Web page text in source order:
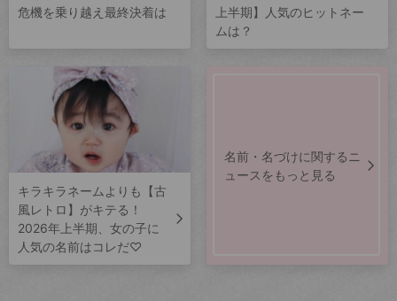
危機を乗り越え最終決着は
上半期】人気のヒットネー
ムは？
キラキラネームよりも【古
風レトロ】がキテる！
2026年上半期、女の子に
人気の名前はコレだ♡
名前・名づけに関するニ
ュースをもっと見る